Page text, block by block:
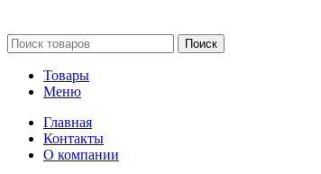
Поиск
Товары
Меню
Главная
Контакты
О компании